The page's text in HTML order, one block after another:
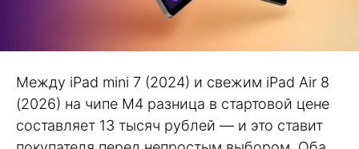
Между iPad mini 7 (2024) и свежим iPad Air 8
(2026) на чипе M4 разница в стартовой цене
составляет 13 тысяч рублей — и это ставит